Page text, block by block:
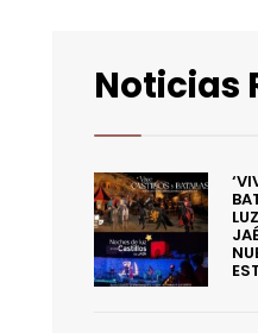
Noticias